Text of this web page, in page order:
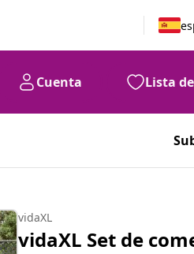
Cuenta Lista
vidaXL
vidaXL Set de